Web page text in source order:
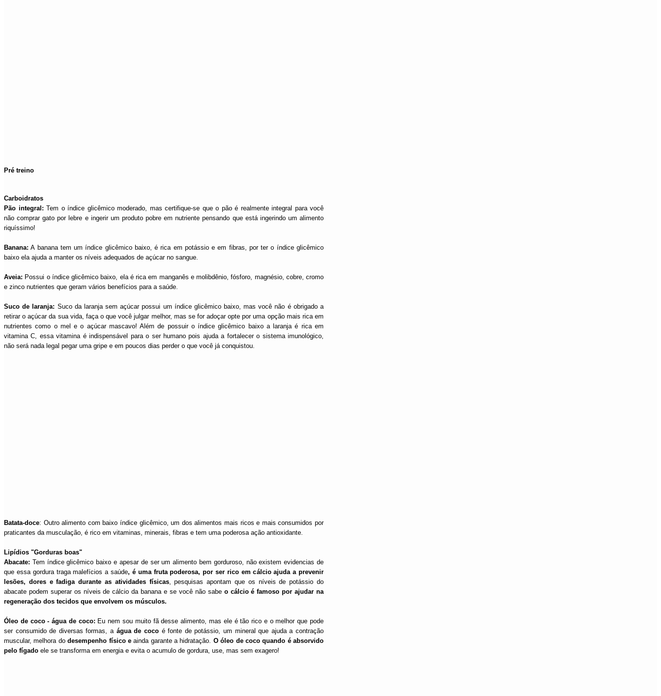
Pré treino
Carboidratos
Pão integral: Tem o índice glicêmico moderado, mas certifique-se que o pão é realmente integral para você
não comprar gato por lebre e ingerir um produto pobre em nutriente pensando que está ingerindo um alimento
riquíssimo!
Banana: A banana tem um índice glicêmico baixo, é rica em potássio e em fibras, por ter o índice glicêmico
baixo ela ajuda a manter os níveis adequados de açúcar no sangue.
Aveia: Possui o índice glicêmico baixo, ela é rica em manganês e molibdênio, fósforo, magnésio, cobre, cromo
e zinco nutrientes que geram vários benefícios para a saúde.
Suco de laranja: Suco da laranja sem açúcar possui um índice glicêmico baixo, mas você não é obrigado a
retirar o açúcar da sua vida, faça o que você julgar melhor, mas se for adoçar opte por uma opção mais rica em
nutrientes como o mel e o açúcar mascavo! Além de possuir o índice glicêmico baixo a laranja é rica em
vitamina C, essa vitamina é indispensável para o ser humano pois ajuda a fortalecer o sistema imunológico,
não será nada legal pegar uma gripe e em poucos dias perder o que você já conquistou.
Batata-doce: Outro alimento com baixo índice glicêmico, um dos alimentos mais ricos e mais consumidos por
praticantes da musculação, é rico em vitaminas, minerais, fibras e tem uma poderosa ação antioxidante.
Lipídios "Gorduras boas"
Abacate: Tem índice glicêmico baixo e apesar de ser um alimento bem gorduroso, não existem evidencias de
que essa gordura traga malefícios a saúde, é uma fruta poderosa, por ser rico em cálcio ajuda a prevenir
lesões, dores e fadiga durante as atividades físicas, pesquisas apontam que os níveis de potássio do
abacate podem superar os níveis de cálcio da banana e se você não sabeo cálcio é famoso por ajudar na
regeneração dos tecidos que envolvem os músculos.
Óleo de coco - água de coco: Eu nem sou muito fã desse alimento, mas ele é tão rico e o melhor que pode
ser consumido de diversas formas, a água de coco é fonte de potássio, um mineral que ajuda a contração
muscular, melhora dodesempenho físico eainda garante a hidratação. O óleo de coco quando é absorvido
pelo fígado ele se transforma em energia e evita o acumulo de gordura, use, mas sem exagero!